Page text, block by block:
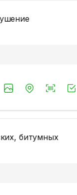
битумных